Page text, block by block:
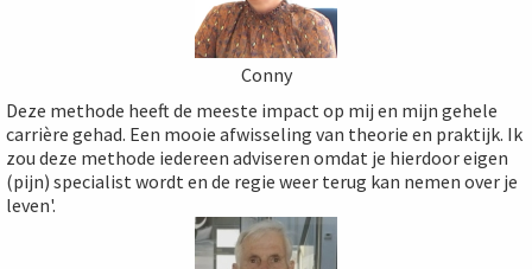
Conny
Deze methode heeft de meeste impact op mij en mijn gehele
carrière gehad. Een mooie afwisseling van theorie en praktijk. Ik
zou deze methode iedereen adviseren omdat je hierdoor eigen
(pijn) specialist wordt en de regie weer terug kan nemen over je
leven'.